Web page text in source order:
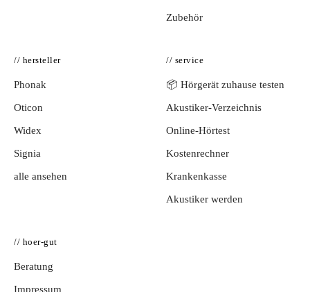
Zubehör
// hersteller
Phonak
Oticon
Widex
Signia
alle ansehen
// service
📦 Hörgerät zuhause testen
Akustiker-Verzeichnis
Online-Hörtest
Kostenrechner
Krankenkasse
Akustiker werden
// hoer-gut
Beratung
Impressum